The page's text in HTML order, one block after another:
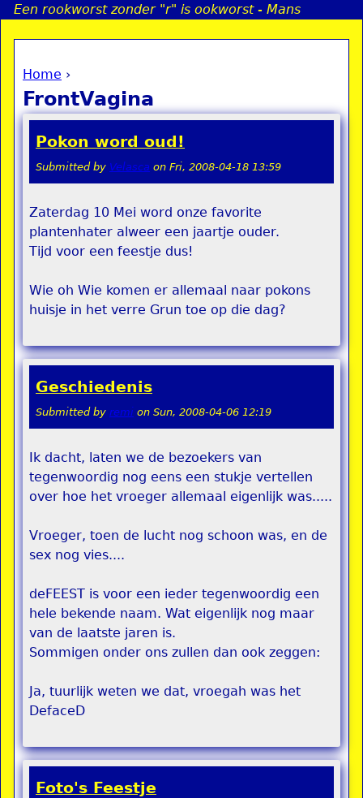
Jump to navigation
Een rookworst zonder "r" is ookworst - Mans
You are here
Home ›
FrontVagina
Pokon word oud!
Submitted by Velasca on Fri, 2008-04-18 13:59
Zaterdag 10 Mei word onze favorite
plantenhater alweer een jaartje ouder.
Tijd voor een feestje dus!
Wie oh Wie komen er allemaal naar pokons
huisje in het verre Grun toe op die dag?
Geschiedenis
Submitted by remi on Sun, 2008-04-06 12:19
Ik dacht, laten we de bezoekers van
tegenwoordig nog eens een stukje vertellen
over hoe het vroeger allemaal eigenlijk was.....
Vroeger, toen de lucht nog schoon was, en de
sex nog vies....
deFEEST is voor een ieder tegenwoordig een
hele bekende naam. Wat eigenlijk nog maar
van de laatste jaren is.
Sommigen onder ons zullen dan ook zeggen:
Ja, tuurlijk weten we dat, vroegah was het
DefaceD
Foto's Feestje